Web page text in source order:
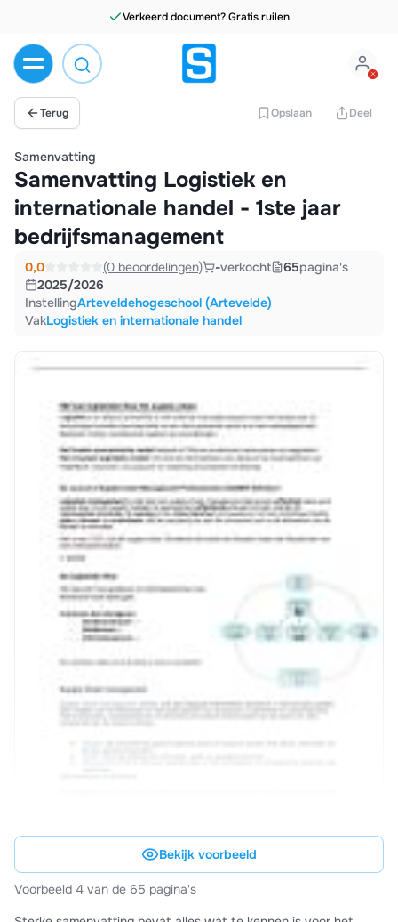
Terug Opslaan Deel
Samenvatting
Samenvatting Logistiek en
internationale handel - 1ste jaar
bedrijfsmanagement
0,0 (0 beoordelingen) -verkocht 65pagina's
2025/2026
InstellingArteveldehogeschool (Artevelde)
VakLogistiek en internationale handel
Bekijk voorbeeld
Voorbeeld 4 van de 65 pagina's